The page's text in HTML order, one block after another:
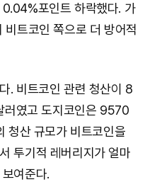
포인트 하락했다. 가
트코인 쪽으로 더 방어적
. 비트코인 관련 청산이 8
였고 도지코인은 9570
청산 규모가 비트코인을
투기적 레버리지가 얼마
여준다.